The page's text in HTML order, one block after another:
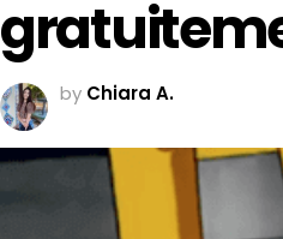
by Chiara A.